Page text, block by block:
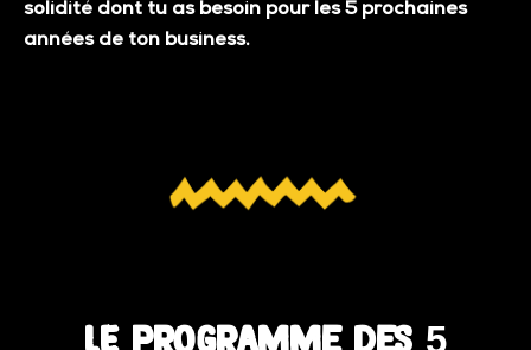
solidité dont tu as besoin pour les 5 prochaines
années de ton business.
LE programme des 5